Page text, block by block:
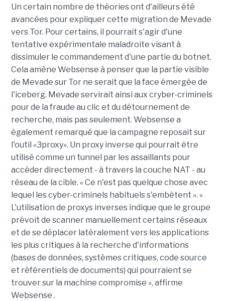
Un certain nombre de théories ont d'ailleurs été
avancées pour expliquer cette migration de Mevade
vers Tor. Pour certains, il pourrait s'agir d'une
tentative expérimentale maladroite visant à
dissimuler le commandement d'une partie du botnet.
Cela amène Websense à penser que la partie visible
de Mevade sur Tor ne serait que la face émergée de
l'iceberg. Mevade servirait ainsi aux cryber-criminels
pour de la fraude au clic et du détournement de
recherche, mais pas seulement. Websense a
également remarqué que la campagne reposait sur
l'outil «3proxy». Un proxy inverse qui pourrait être
utilisé comme un tunnel par les assaillants pour
accéder directement - à travers la couche NAT - au
réseau de la cible. « Ce n'est pas quelque chose avec
lequel les cyber-criminels habituels s'embêtent ». «
L'utilisation de proxys inverses indique que le groupe
prévoit de scanner manuellement certains réseaux
et de se déplacer latéralement vers les applications
les plus critiques à la recherche d'informations
(bases de données, systèmes critiques, code source
et référentiels de documents) qui pourraient se
trouver sur la machine compromise », affirme
Websense .